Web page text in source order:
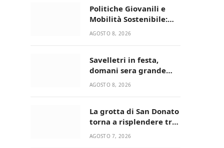
Politiche Giovanili e
Mobilità Sostenibile:
premiati gli studenti
AGOSTO 8, 2026
Savelletri in festa,
domani sera grande
spettacolo con Uccio De
AGOSTO 8, 2026
La grotta di San Donato
torna a risplendere tra
fede, natura e
AGOSTO 7, 2026